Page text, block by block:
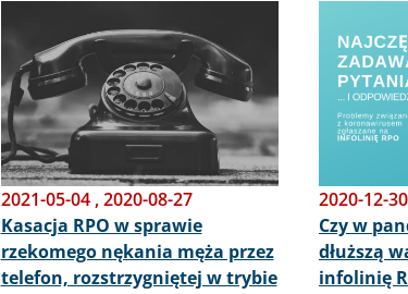
2021-05-04,2020-08-27
Kasacja RPO w sprawie
rzekomego nękania męża przez
telefon, rozstrzygniętej w trybie
2020-12-30
Czy w
dłuższą
infolinię